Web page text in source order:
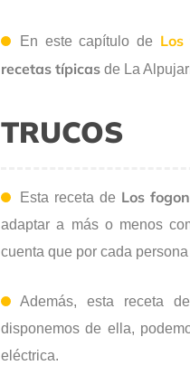
En este capítulo de
recetas típicas de La
TRUCOS
Esta receta de Los
adaptar a más o menos
cuenta que por cada
Además, esta receta
disponemos de ella,
eléctrica.